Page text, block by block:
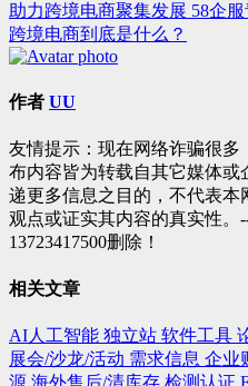
文
章
导
助力跨境电商聚集发展 58企
跨境电商到底是什么？
作者 UU
友情提示：现在网络诈骗很
布内容皆为转载自其它媒体
递更多信息之目的，不代表
观点或证实其内容的真实性。
13723417500删除！
相关文章
AI人工智能 独立站 软件工具
展会/沙龙/活动 需求信息 企业